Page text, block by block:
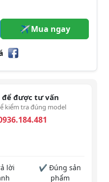
Mua ngay
để được tư vấn
kiểm tra đúng model
lời
✔ Đúng sản
phẩm